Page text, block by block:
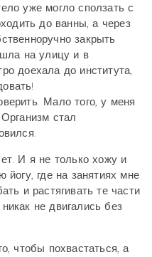
уже могло сползать с
до ванны, а через
закрыть
на улицу и в
доехала до института,
Мало того, у меня
стал
И я не только хожу и
йогу, где на занятиях мне
и растягивать те части
не двигались без
чтобы похвастаться, а